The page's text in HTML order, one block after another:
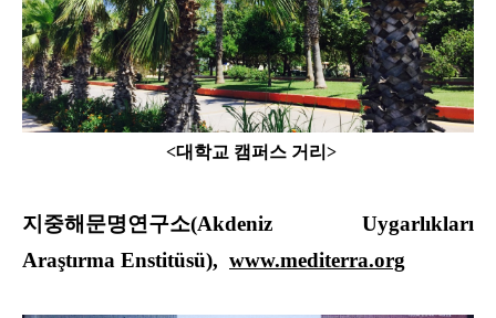
<대학교 캠퍼스 거리>
지중해문명연구소(Akdeniz Uygarlıkları
Araştırma Enstitüsü), www.mediterra.org